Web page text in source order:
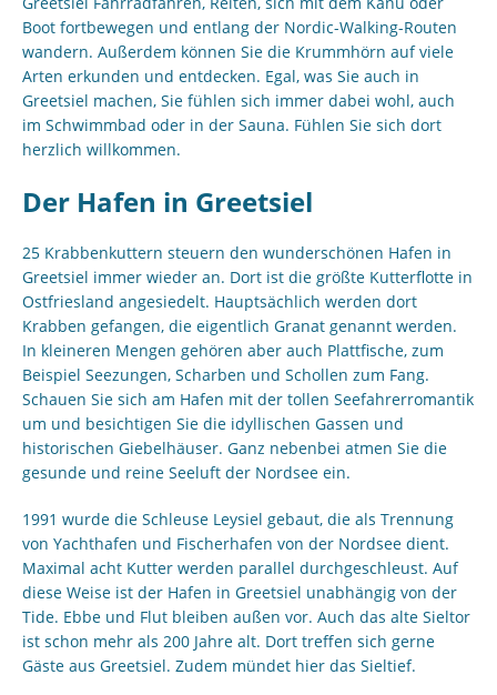
Boot fortbewegen und entlang der Nordic-Walking-Routen
wandern. Außerdem können Sie die Krummhörn auf viele
Arten erkunden und entdecken. Egal, was Sie auch in
Greetsiel machen, Sie fühlen sich immer dabei wohl, auch
im Schwimmbad oder in der Sauna. Fühlen Sie sich dort
herzlich willkommen.
Der Hafen in Greetsiel
25 Krabbenkuttern steuern den wunderschönen Hafen in
Greetsiel immer wieder an. Dort ist die größte Kutterflotte in
Ostfriesland angesiedelt. Hauptsächlich werden dort
Krabben gefangen, die eigentlich Granat genannt werden.
In kleineren Mengen gehören aber auch Plattfische, zum
Beispiel Seezungen, Scharben und Schollen zum Fang.
Schauen Sie sich am Hafen mit der tollen Seefahrerromantik
um und besichtigen Sie die idyllischen Gassen und
historischen Giebelhäuser. Ganz nebenbei atmen Sie die
gesunde und reine Seeluft der Nordsee ein.
1991 wurde die Schleuse Leysiel gebaut, die als Trennung
von Yachthafen und Fischerhafen von der Nordsee dient.
Maximal acht Kutter werden parallel durchgeschleust. Auf
diese Weise ist der Hafen in Greetsiel unabhängig von der
Tide. Ebbe und Flut bleiben außen vor. Auch das alte Sieltor
ist schon mehr als 200 Jahre alt. Dort treffen sich gerne
Gäste aus Greetsiel. Zudem mündet hier das Sieltief.